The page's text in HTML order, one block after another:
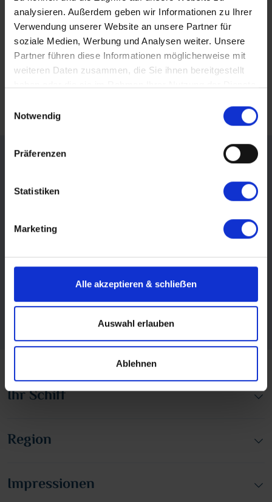
analysieren. Außerdem geben wir Informationen zu Ihrer
Verwendung unserer Website an unsere Partner für
soziale Medien, Werbung und Analysen weiter. Unsere
Partner führen diese Informationen möglicherweise mit
weiteren Daten zusammen, die Sie ihnen bereitgestellt
Notwendig
Präferenzen
Statistiken
Marketing
Alle akzeptieren & schlieẞen
Auswahl erlauben
Ablehnen
Mystisches Asien auf der «Mekong
Discovery»
Leistungen
Hinweise
Do., 17. Sept. 2026 - Sa., 3. Okt. 2026
ab 7.490 €
wenige Plätze
verfügbar
Reise buchen
Datenstand: 05.08.2026 06:33:54 Uhr
Ihr Schiff
Region
Impressionen